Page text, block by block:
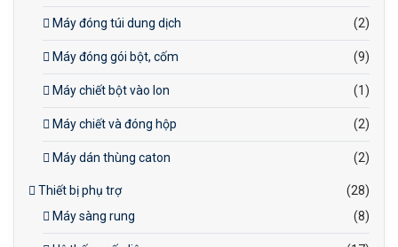
Máy đóng túi dung dịch (2)
Máy đóng gói bột, cốm (9)
Máy chiết bột vào lon (1)
Máy chiết và đóng hộp (2)
Máy dán thùng caton (2)
Thiết bị phụ trợ
(28)
Máy sàng rung
(8)